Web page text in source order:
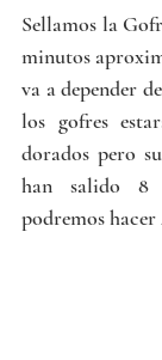
Sellamos la
minutos
va a depender
los gofres
dorados pero
han salido 8
podremos hacer